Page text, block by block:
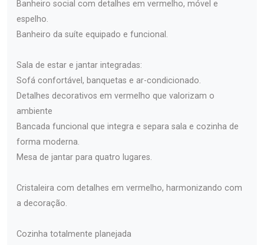
Banheiro social com detalhes em vermelho, móvel e
espelho.
Banheiro da suíte equipado e funcional.
Sala de estar e jantar integradas:
Sofá confortável, banquetas e ar-condicionado.
Detalhes decorativos em vermelho que valorizam o
ambiente
Bancada funcional que integra e separa sala e cozinha de
forma moderna.
Mesa de jantar para quatro lugares.
Cristaleira com detalhes em vermelho, harmonizando com
a decoração.
Cozinha totalmente planejada